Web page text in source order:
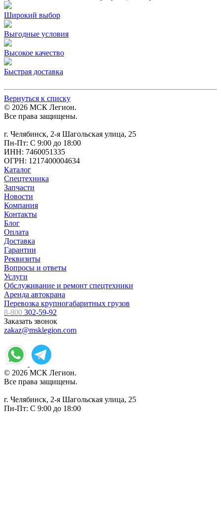
Широкий выбор
Выгодные условия
Высокое качество
Быстрая доставка
Вернуться к списку
© 2026 МСК Легион.
Все права защищены.
г. Челябинск, 2-я Шагольская улица, 25
Пн-Пт: С 9:00 до 18:00
ИНН: 7460051335
ОГРН: 1217400004634
Каталог
Спецтехника
Запчасти
Новости
Компания
Контакты
Блог
Оплата
Доставка
Гарантии
Реквизиты
Вопросы и ответы
Услуги
Обслуживание и ремонт спецтехники
Аренда автокрана
Перевозка крупногабаритных грузов
8-800 302-59-92
Заказать звонок
zakaz@msklegion.com
© 2026 МСК Легион.
Все права защищены.
г. Челябинск, 2-я Шагольская улица, 25
Пн-Пт: С 9:00 до 18:00